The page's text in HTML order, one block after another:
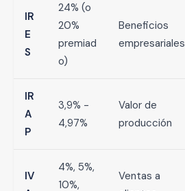
IR
E
S
24% (o
20%
premiad
o)
Beneficios
empresariales
IR
A
P
3,9% -
4,97%
Valor de
producción
IV
4%, 5%,
10%,
Ventas a